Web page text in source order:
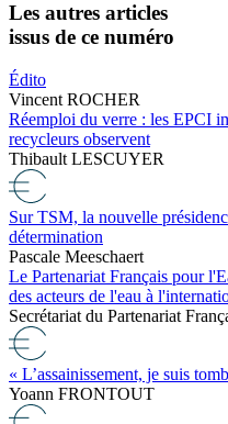
Les autres articles
issus de ce numéro
Édito
Vincent ROCHER
Réemploi du verre : les EPCI
recycleurs observent
Thibault LESCUYER
Sur TSM, la nouvelle
détermination
Pascale Meeschaert
Le Partenariat Français pour
des acteurs de l'eau à
Secrétariat du Partenariat
« L’assainissement, je suis
Yoann FRONTOUT